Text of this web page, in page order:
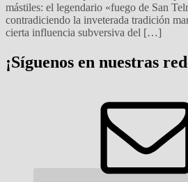
mástiles: el legendario «fuego de San
contradiciendo la inveterada tradición
cierta influencia subversiva del […]
¡Síguenos en nuestras